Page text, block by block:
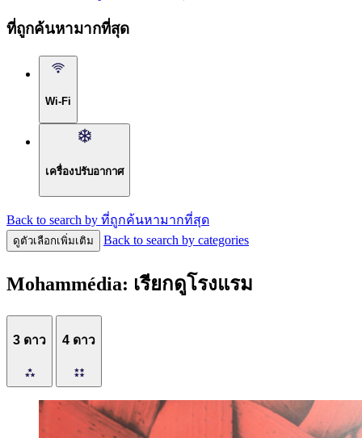
ที่ถูกค้นหามากที่สุด
Wi-Fi
เครื่องปรับอากาศ
Back to search by ที่ถูกค้นหามากที่สุด
ดูตัวเลือกเพิ่มเติม Back to search by categories
Mohammédia: เรียกดูโรงแรม
3 ดาว 4 ดาว